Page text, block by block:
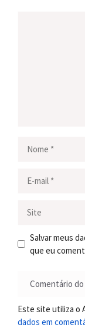
mail
Salvar meus
que eu
Este site utiliza o
dados em